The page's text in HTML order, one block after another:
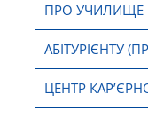
ПРО УЧИЛИЩЕ
АБІТУРІЄНТУ
ЦЕНТР